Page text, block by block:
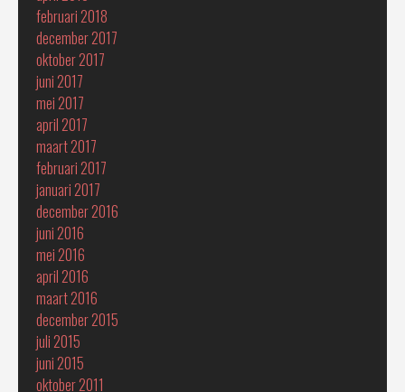
februari 2018
december 2017
oktober 2017
juni 2017
mei 2017
april 2017
maart 2017
februari 2017
januari 2017
december 2016
juni 2016
mei 2016
april 2016
maart 2016
december 2015
juli 2015
juni 2015
oktober 2011